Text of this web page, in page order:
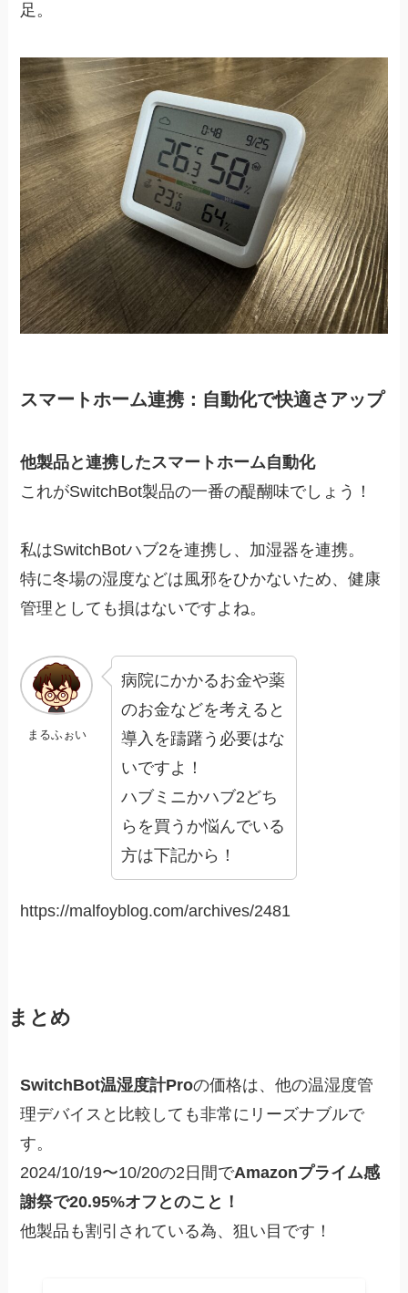
足。
スマートホーム連携：自動化で快適さアップ
他製品と連携したスマートホーム自動化
これがSwitchBot製品の一番の醍醐味でしょう！
私はSwitchBotハブ2を連携し、加湿器を連携。
特に冬場の湿度などは風邪をひかないため、健康
管理としても損はないですよね。
まるふぉい
病院にかかるお金や薬
のお金などを考えると
導入を躊躇う必要はな
いですよ！
ハブミニかハブ2どち
らを買うか悩んでいる
方は下記から！
https://malfoyblog.com/archives/2481
まとめ
SwitchBot温湿度計Proの価格は、他の温湿度管
理デバイスと比較しても非常にリーズナブルで
す。
2024/10/19〜10/20の2日間でAmazonプライム感
謝祭で20.95%オフとのこと！
他製品も割引されている為、狙い目です！